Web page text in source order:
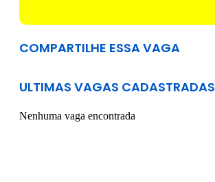
COMPARTILHE ESSA VAGA
ULTIMAS VAGAS CADASTRADAS
Nenhuma vaga encontrada